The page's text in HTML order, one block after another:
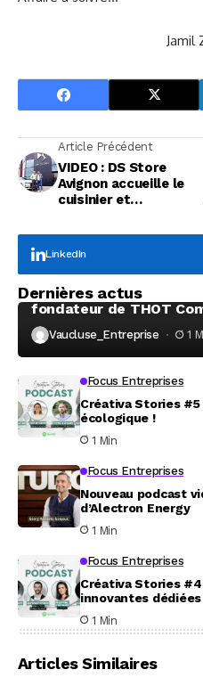
Jamil
Article Précédent
VIDEO : DS Store
Avignon accueille le
cuisinier et
Tarayre
LinkedIn
Dernières actus
À la rencontre de
fondateur de THOT
Vaucluse_Entreprise 1
Focus Entreprises
Créativa Stories
écologique !
1 Min
Focus Entreprises
Nouveau podcast
d’Alectron Energy
1 Min
Focus Entreprises
Créativa Stories
innovantes
1 Min
Articles Similaires